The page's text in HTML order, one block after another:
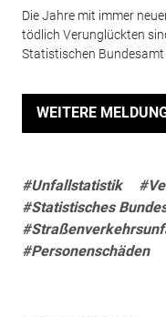
Die Jahre mit immer
tödlich Verunglückten
Statistischen Bundesamt
WEITERE
#Unfallstatistik
#Statistisches
#Personenschäden